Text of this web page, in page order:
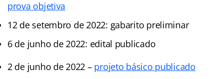
prova objetiva
12 de setembro de 2022: gabarito preliminar
6 de junho de 2022: edital publicado
2 de junho de 2022 – projeto básico publicado